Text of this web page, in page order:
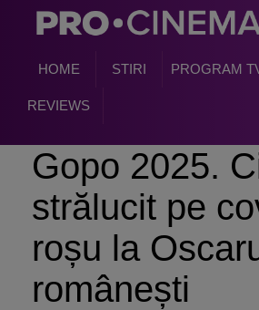
HOME STIRI PROGRAM
REVIEWS
Gopo 2025.
strălucit pe
roșu la
românești